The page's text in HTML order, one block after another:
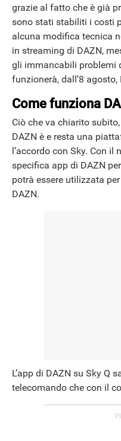
grazie al fatto che è già
sono stati stabiliti i costi
alcuna modifica tecnica
in streaming di DAZN,
gli immancabili problemi
funzionerà, dall’8
Come funziona
Ciò che va chiarito
DAZN è e resta una
l’accordo con Sky. Con il
specifica app di DAZN
potrà essere utilizzata
DAZN.
L’app di DAZN su Sky Q
telecomando che con il